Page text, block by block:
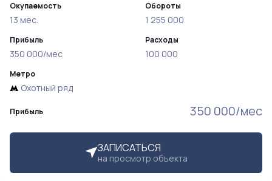
Прибыль 350 000/мес
ЗАПИСАТЬСЯ
на просмотр объекта
Окупаемость
13 мес.
Прибыль
350 000/мес
Обороты
1 255 000
Расходы
100 000
Метро
Охотный ряд